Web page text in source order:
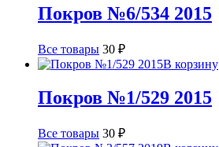
Покров №6/534 2015
Все товары 30 ₽
В корзину
Покров №1/529 2015
Все товары 30 ₽